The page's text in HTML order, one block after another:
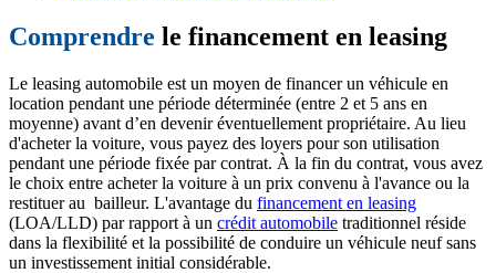
Comprendre le financement en leasing
Le leasing automobile est un moyen de financer un véhicule en
location pendant une période déterminée (entre 2 et 5 ans en
moyenne) avant d’en devenir éventuellement propriétaire. Au lieu
d'acheter la voiture, vous payez des loyers pour son utilisation
pendant une période fixée par contrat. À la fin du contrat, vous avez
le choix entre acheter la voiture à un prix convenu à l'avance ou la
restituer au bailleur. L'avantage du financement en leasing
(LOA/LLD) par rapport à un crédit automobile traditionnel réside
dans la flexibilité et la possibilité de conduire un véhicule neuf sans
un investissement initial considérable.